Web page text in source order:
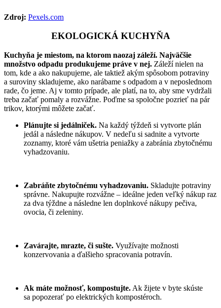
Zdroj: Pexels.com
EKOLOGICKÁ KUCHYŇA
Kuchyňa je miestom, na ktorom naozaj záleží. Najväčšie
množstvo odpadu produkujeme práve v nej. Záleží nielen na
tom, kde a ako nakupujeme, ale taktiež akým spôsobom potraviny
a suroviny skladujeme, ako narábame s odpadom a v neposlednom
rade, čo jeme. Aj v tomto prípade, ale platí, na to, aby sme vydržali
treba začať pomaly a rozvážne. Poďme sa spoločne pozrieť na pár
trikov, ktorými môžete začať.
Plánujte si jedálniček. Na každý týždeň si vytvorte plán
jedál a následne nákupov. V nedeľu si sadnite a vytvorte
zoznamy, ktoré vám ušetria peniažky a zabránia zbytočnému
vyhadzovaniu.
Zabráňte zbytočnému vyhadzovaniu. Skladujte potraviny
správne. Nakupujte rozvážne – ideálne jeden veľký nákup raz
za dva týždne a následne len doplnkové nákupy pečiva,
ovocia, či zeleniny.
Zavárajte, mrazte, či sušte. Využívajte možnosti
konzervovania a ďalšieho spracovania potravín.
Ak máte možnosť, kompostujte. Ak žijete v byte skúste
sa popozerať po elektrických kompostéroch.